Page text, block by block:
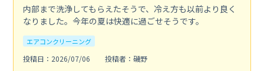
内部まで洗浄してもらえたそうで、冷え方も以前より良く
なりました。今年の夏は快適に過ごせそうです。
エアコンクリーニング
投稿日：2026/07/06
投稿者：磯野